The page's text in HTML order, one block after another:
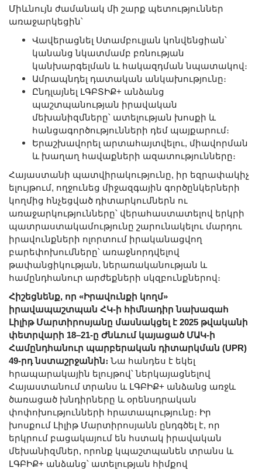
Միևնույն ժամանակ մի շարք պետություններ
առաջարկեցին՝
Վավերացնել Ստամբուլյան կոնվենցիան՝
կանանց նկատմամբ բռնության
կանխարգելման և հակազդման նպատակով։
Ամրապնդել դատական անկախությունը։
Ընդլայնել ԼԳԲՏԻՔ+ անձանց
պաշտպանության իրավական
մեխանիզմները՝ ատելության խոսքի և
հանցագործությունների դեմ պայքարում։
Երաշխավորել արտահայտվելու, միավորման
և խաղաղ հավաքների ազատությունները։
Հայաստանի պատվիրակությունը, իր եզրափակիչ
ելույթում, ողջունեց միջազգային գործընկերների
կողմից հնչեցված դիտարկումներն ու
առաջարկությունները՝ վերահաստատելով երկրի
պատրաստակամությունը շարունակելու մարդու
իրավունքների ոլորտում իրականացվող
բարեփոխումները՝ առաջնորդվելով
թափանցիկության, ներառականության և
համընդհանուր արժեքների սկզբունքներով։
Հիշեցնենք, որ «Իրավունքի կողմ»
իրավապաշտպան ՀԿ-ի հիմնադիր նախագահ
Լիլիթ Մարտիրոսյանը մասնակցել է 2025 թվականի
փետրվարի 18–21-ը Ժնևում կայացած ՄԱԿ-ի
Համընդհանուր պարբերական դիտարկման (UPR)
49-րդ նստաշրջանին։ Նա հանդես է եկել
հրապարակային ելույթով՝ ներկայացնելով
Հայաստանում տրանս և ԼԳԲԻՔ+ անձանց առջև
ծառացած խնդիրները և օրենսդրական
փոփոխությունների հրատապությունը։ Իր
խոսքում Լիլիթ Մարտիրոսյանն ընդգծել է, որ
երկրում բացակայում են հստակ իրավական
մեխանիզմներ, որոնք կպաշտպանեն տրանս և
ԼԳԲԻՔ+ անձանց՝ ատելության հիմքով